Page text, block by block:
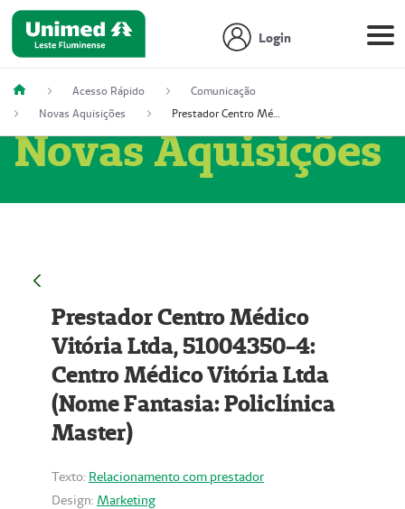
Login
Acesso Rápido
Comunicação
Novas Aquisições
Prestador Centro Médico Vitória Ltda, 51004350-4: Centro Médico Vitória Ltda (Nome Fantasia: Policlínica Master)
Novas Aquisições
Prestador Centro Médico
Vitória Ltda, 51004350-4:
Centro Médico Vitória Ltda
(Nome Fantasia: Policlínica
Master)
Texto: Relacionamento com prestador
Design: Marketing